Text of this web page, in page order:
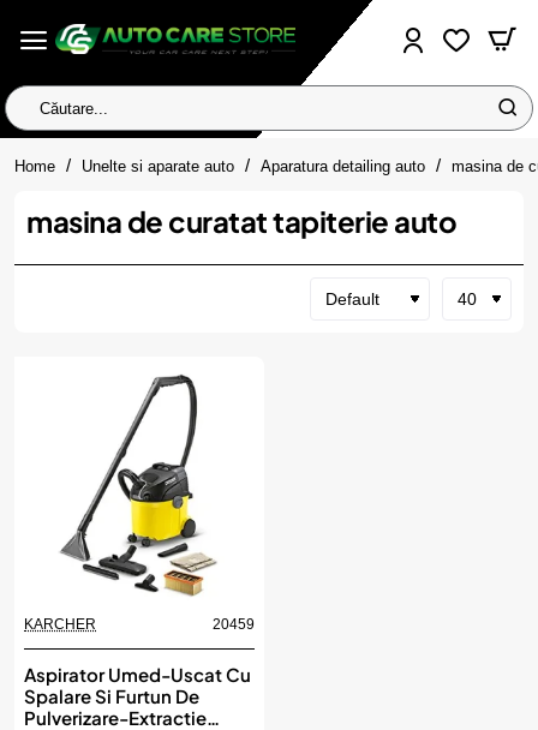
Căutare...
Home homeUnelte si aparate auto Aparatura detailing auto masina de
masina de curatat tapiterie auto
KARCHER 20459
Aspirator Umed-Uscat Cu
Spalare Si Furtun De
Pulverizare-Extractie